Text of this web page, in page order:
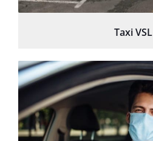
Taxi VSL